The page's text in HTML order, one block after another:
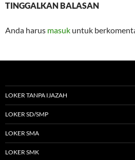
TINGGALKAN BALASAN
Anda harus masuk untuk
LOKER TANPA IJAZAH
LOKER SD/SMP
LOKER SMA
LOKER SMK